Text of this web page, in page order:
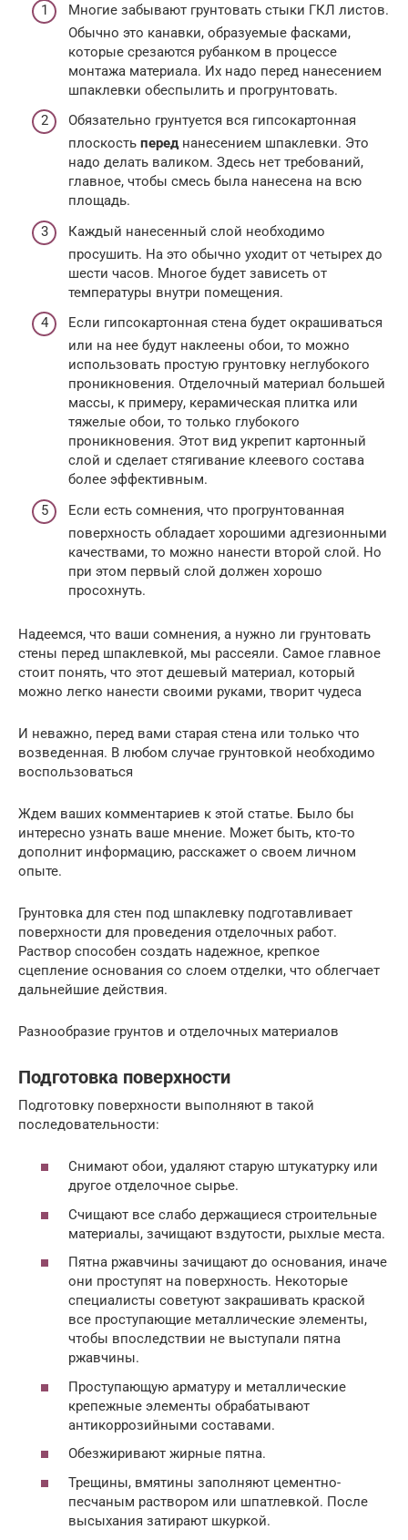
Многие забывают грунтовать стыки ГКЛ листов.
Обычно это канавки, образуемые фасками,
которые срезаются рубанком в процессе
монтажа материала. Их надо перед нанесением
шпаклевки обеспылить и прогрунтовать.
Обязательно грунтуется вся гипсокартонная
плоскость переднанесением шпаклевки. Это
надо делать валиком. Здесь нет требований,
главное, чтобы смесь была нанесена на всю
площадь.
Каждый нанесенный слой необходимо
просушить. На это обычно уходит от четырех до
шести часов. Многое будет зависеть от
температуры внутри помещения.
Если гипсокартонная стена будет окрашиваться
или на нее будут наклеены обои, то можно
использовать простую грунтовку неглубокого
проникновения. Отделочный материал большей
массы, к примеру, керамическая плитка или
тяжелые обои, то только глубокого
проникновения. Этот вид укрепит картонный
слой и сделает стягивание клеевого состава
более эффективным.
Если есть сомнения, что прогрунтованная
поверхность обладает хорошими адгезионными
качествами, то можно нанести второй слой. Но
при этом первый слой должен хорошо
просохнуть.
Надеемся, что ваши сомнения, а нужно ли грунтовать
стены перед шпаклевкой, мы рассеяли. Самое главное
стоит понять, что этот дешевый материал, который
можно легко нанести своими руками, творит чудеса
И неважно, перед вами старая стена или только что
возведенная. В любом случае грунтовкой необходимо
воспользоваться
Ждем ваших комментариев к этой статье. Было бы
интересно узнать ваше мнение. Может быть, кто-то
дополнит информацию, расскажет о своем личном
опыте.
Грунтовка для стен под шпаклевку подготавливает
поверхности для проведения отделочных работ.
Раствор способен создать надежное, крепкое
сцепление основания со слоем отделки, что облегчает
дальнейшие действия.
Разнообразие грунтов и отделочных материалов
Подготовка поверхности
Подготовку поверхности выполняют в такой
последовательности:
Снимают обои, удаляют старую штукатурку или
другое отделочное сырье.
Счищают все слабо держащиеся строительные
материалы, зачищают вздутости, рыхлые места.
Пятна ржавчины зачищают до основания, иначе
они проступят на поверхность. Некоторые
специалисты советуют закрашивать краской
все проступающие металлические элементы,
чтобы впоследствии не выступали пятна
ржавчины.
Проступающую арматуру и металлические
крепежные элементы обрабатывают
антикоррозийными составами.
Обезжиривают жирные пятна.
Трещины, вмятины заполняют цементно-
песчаным раствором или шпатлевкой. После
высыхания затирают шкуркой.